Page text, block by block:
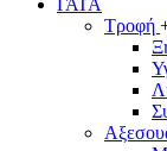
ΓΑΤΑ
Τροφή